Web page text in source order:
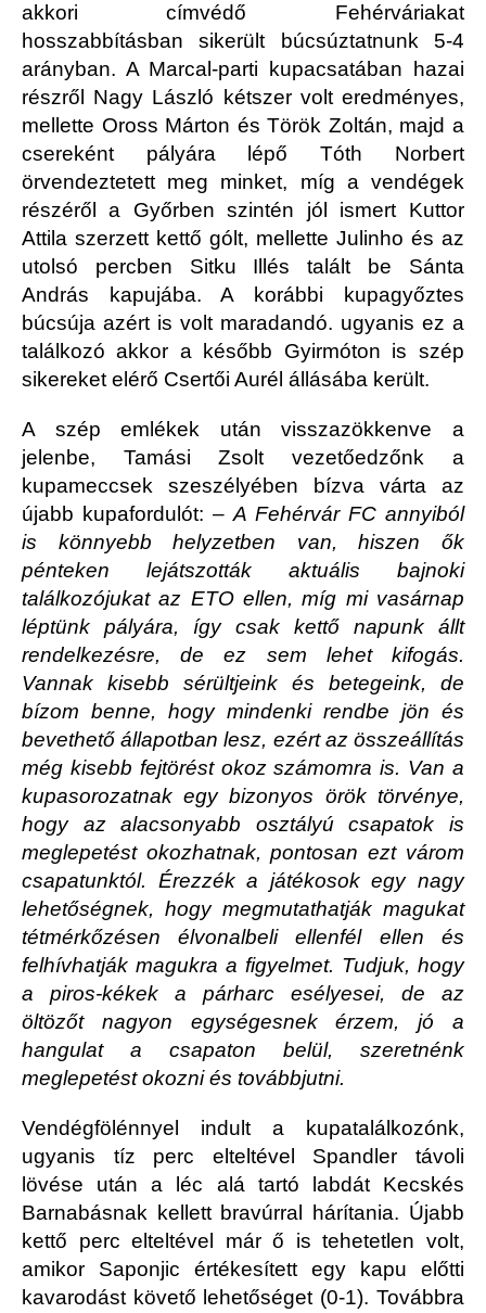
akkori címvédő Fehérváriakat
hosszabbításban sikerült búcsúztatnunk 5-4
arányban. A Marcal-parti kupacsatában hazai
részről Nagy László kétszer volt eredményes,
mellette Oross Márton és Török Zoltán, majd a
csereként pályára lépő Tóth Norbert
örvendeztetett meg minket, míg a vendégek
részéről a Győrben szintén jól ismert Kuttor
Attila szerzett kettő gólt, mellette Julinho és az
utolsó percben Sitku Illés talált be Sánta
András kapujába. A korábbi kupagyőztes
búcsúja azért is volt maradandó. ugyanis ez a
találkozó akkor a később Gyirmóton is szép
sikereket elérő Csertői Aurél állásába került.
A szép emlékek után visszazökkenve a
jelenbe, Tamási Zsolt vezetőedzőnk a
kupameccsek szeszélyében bízva várta az
újabb kupafordulót: –A Fehérvár FC annyiból
is könnyebb helyzetben van, hiszen ők
pénteken lejátszották aktuális bajnoki
találkozójukat az ETO ellen, míg mi vasárnap
léptünk pályára, így csak kettő napunk állt
rendelkezésre, de ez sem lehet kifogás.
Vannak kisebb sérültjeink és betegeink, de
bízom benne, hogy mindenki rendbe jön és
bevethető állapotban lesz, ezért az összeállítás
még kisebb fejtörést okoz számomra is. Van a
kupasorozatnak egy bizonyos örök törvénye,
hogy az alacsonyabb osztályú csapatok is
meglepetést okozhatnak, pontosan ezt várom
csapatunktól. Érezzék a játékosok egy nagy
lehetőségnek, hogy megmutathatják magukat
tétmérkőzésen élvonalbeli ellenfél ellen és
felhívhatják magukra a figyelmet. Tudjuk, hogy
a piros-kékek a párharc esélyesei, de az
öltözőt nagyon egységesnek érzem, jó a
hangulat a csapaton belül, szeretnénk
meglepetést okozni és továbbjutni.
Vendégfölénnyel indult a kupatalálkozónk,
ugyanis tíz perc elteltével Spandler távoli
lövése után a léc alá tartó labdát Kecskés
Barnabásnak kellett bravúrral hárítania. Újabb
kettő perc elteltével már ő is tehetetlen volt,
amikor Saponjic értékesített egy kapu előtti
kavarodást követő lehetőséget (0-1). Továbbra